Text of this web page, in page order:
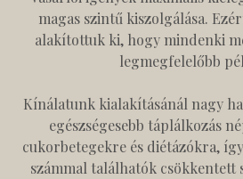
magas szintű kiszolgálása.
alakítottuk ki, hogy mindenki
legmegfelelőbb
Kínálatunk kialakításánál nagy
egészségesebb táplálkozás
cukorbetegekre és diétázókra,
számmal találhatók